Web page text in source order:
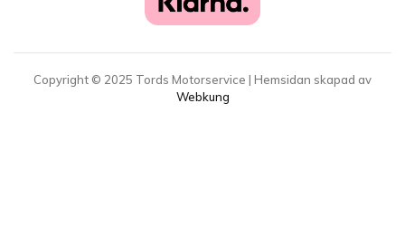
Copyright © 2025 Tords Motorservice | Hemsidan skapad av
Webkung